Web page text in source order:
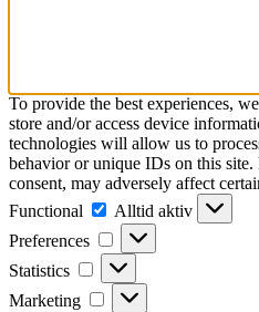
To provide the best experiences,
store and/or access device
technologies will allow us to
behavior or unique IDs on this
consent, may adversely affect
Functional
Functional
Alltid aktiv
Preferences
Preferences
Statistics Statistics
Marketing Marketing